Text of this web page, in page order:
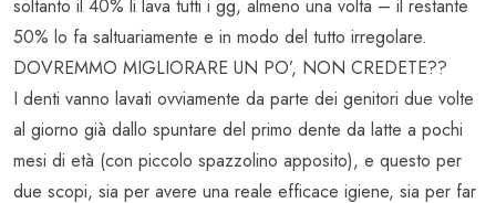
soltanto il 40% li lava tutti i gg, almeno una volta – il restante
50% lo fa saltuariamente e in modo del tutto irregolare.
DOVREMMO MIGLIORARE UN PO’, NON CREDETE??
I denti vanno lavati ovviamente da parte dei genitori due volte
al giorno già dallo spuntare del primo dente da latte a pochi
mesi di età (con piccolo spazzolino apposito), e questo per
due scopi, sia per avere una reale efficace igiene, sia per far